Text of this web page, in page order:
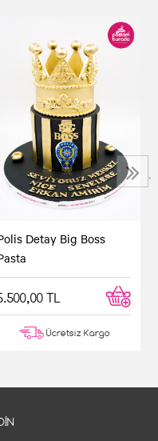
Detay Big Boss
TL
Ücretsiz Kargo
›